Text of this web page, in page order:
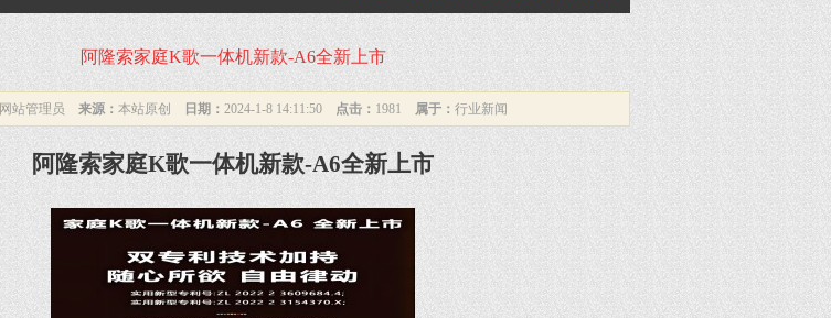
阿隆索家庭K歌一体机新款-A6全新上市
网站管理员 来源： 本站原创 日期： 2024-1-8 14:11:50 点击： 1981 属于： 行业新闻
阿隆索家庭K歌一体机新款-A6全新上市